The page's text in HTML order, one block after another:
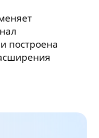
построена